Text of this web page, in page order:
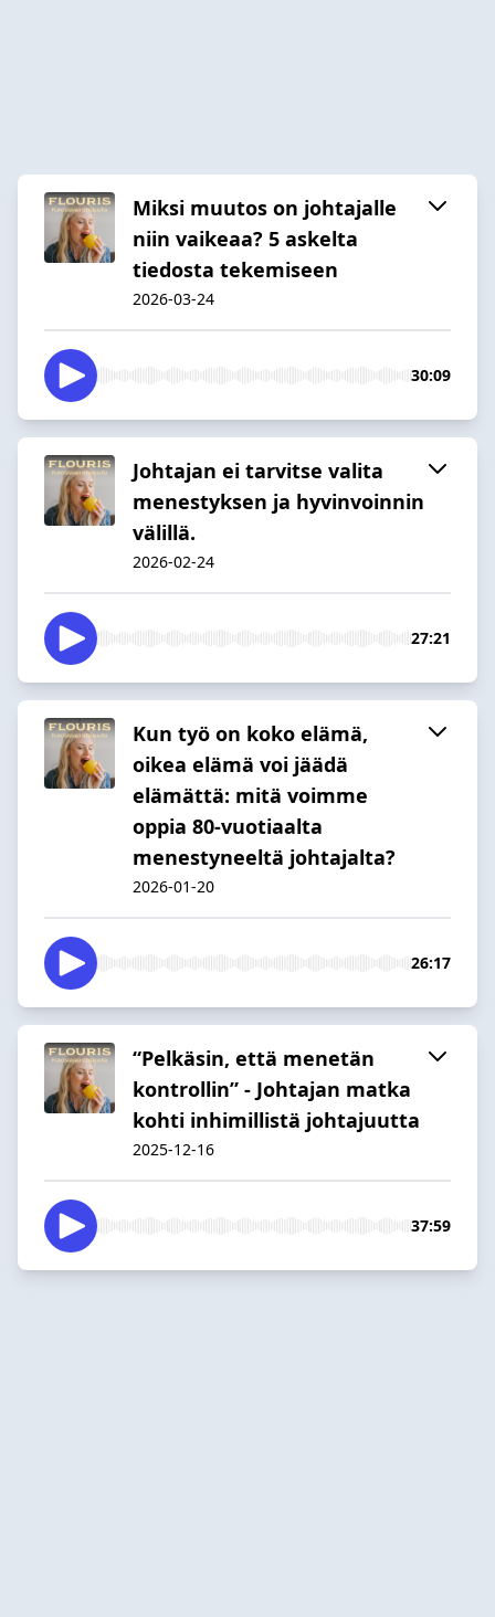
Miksi muutos on johtajalle
niin vaikeaa? 5 askelta
tiedosta tekemiseen
2026-03-24
30:09
Johtajan ei tarvitse valita
menestyksen ja hyvinvoinnin
välillä.
2026-02-24
27:21
Kun työ on koko elämä,
oikea elämä voi jäädä
elämättä: mitä voimme
oppia 80-vuotiaalta
menestyneeltä johtajalta?
2026-01-20
26:17
“Pelkäsin, että menetän
kontrollin” - Johtajan matka
kohti inhimillistä johtajuutta
2025-12-16
37:59